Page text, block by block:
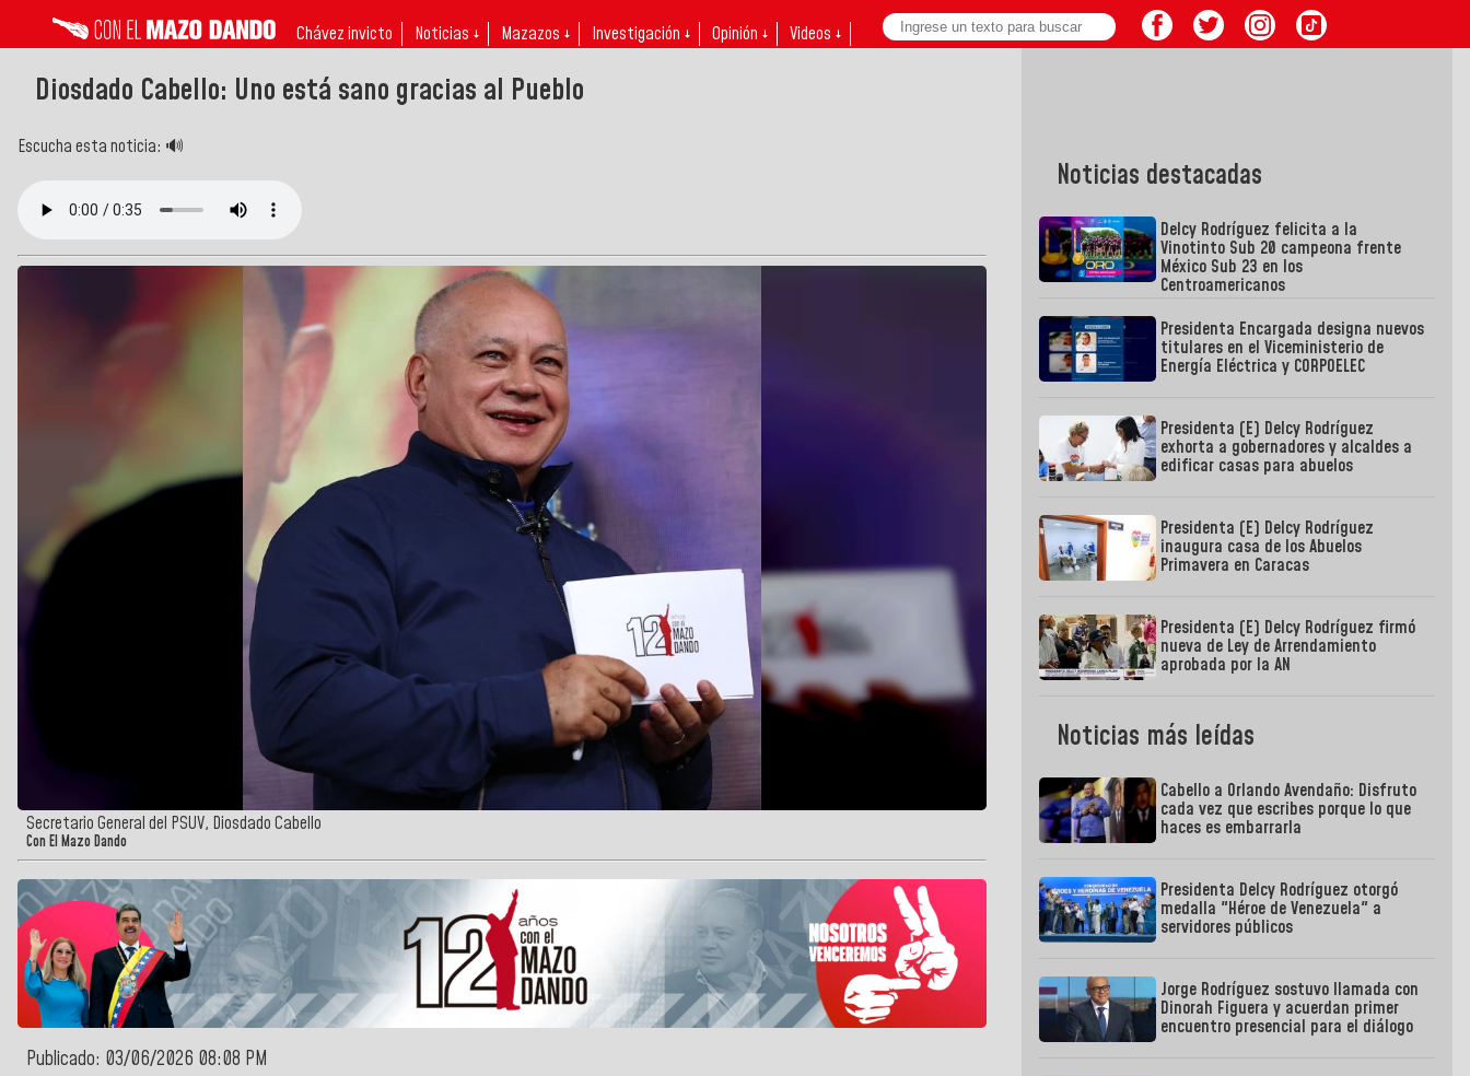
Chávez invicto Noticias ↓ Mazazos ↓ Investigación ↓ Opinión ↓ Videos ↓
Diosdado Cabello: Uno está sano gracias al Pueblo
Escucha esta noticia: 🔊
Secretario General del PSUV, Diosdado Cabello
Con El Mazo Dando
Publicado: 03/06/2026 08:08 PM
Noticias destacadas
Delcy Rodríguez felicita a la
Vinotinto Sub 20 campeona frente
México Sub 23 en los
Centroamericanos
Presidenta Encargada designa nuevos
titulares en el Viceministerio de
Energía Eléctrica y CORPOELEC
Presidenta (E) Delcy Rodríguez
exhorta a gobernadores y alcaldes a
edificar casas para abuelos
Presidenta (E) Delcy Rodríguez
inaugura casa de los Abuelos
Primavera en Caracas
Presidenta (E) Delcy Rodríguez firmó
nueva de Ley de Arrendamiento
aprobada por la AN
Noticias más leídas
Cabello a Orlando Avendaño: Disfruto
cada vez que escribes porque lo que
haces es embarrarla
Presidenta Delcy Rodríguez otorgó
medalla "Héroe de Venezuela" a
servidores públicos
Jorge Rodríguez sostuvo llamada con
Dinorah Figuera y acuerdan primer
encuentro presencial para el diálogo